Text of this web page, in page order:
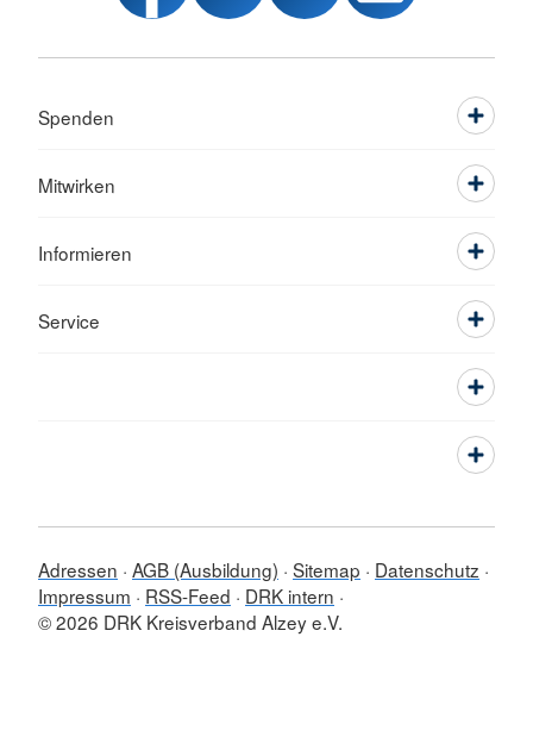
Spenden
Mitwirken
Informieren
Service
Adressen AGB (Ausbildung) Sitemap
Datenschutz
Impressum
RSS-Feed
DRK intern
© 2026 DRK Kreisverband Alzey e.V.